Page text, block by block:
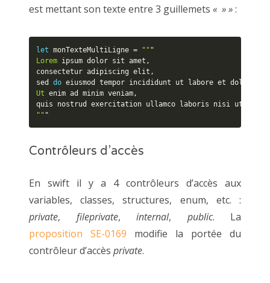
est mettant son texte entre 3 guillemets « » »:
let monTexteMultiLigne = ""
Lorem ipsum dolor sit amet ,
consectetur adipiscing elit ,
sed do eiusmod tempor incididunt ut labore et dolore
Ut enim ad minim veniam ,
quis nostrud exercitation ullamco laboris nisi ut aliquip
"" "
Contrôleurs d’accès
En swift il y a 4 contrôleurs d’accès aux
variables, classes, structures, enum, etc. :
private, fileprivate, internal, public. La
proposition SE-0169 modifie la portée du
contrôleur d’accès private.